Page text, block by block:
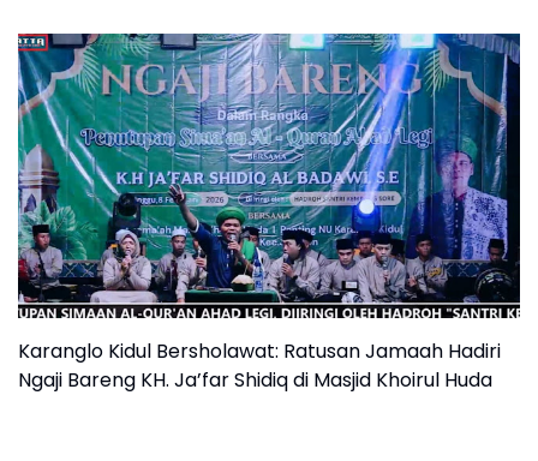
Karanglo Kidul Bersholawat: Ratusan Jamaah Hadiri
Ngaji Bareng KH. Ja’far Shidiq di Masjid Khoirul Huda